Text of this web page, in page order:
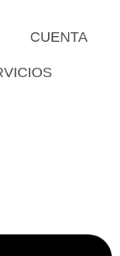
CUENTA